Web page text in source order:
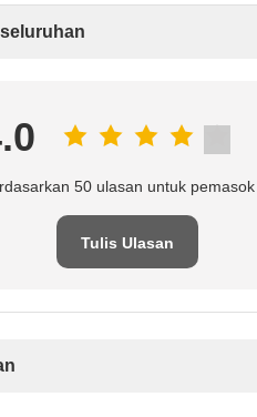
50 ulasan untuk
Tulis Ulasan